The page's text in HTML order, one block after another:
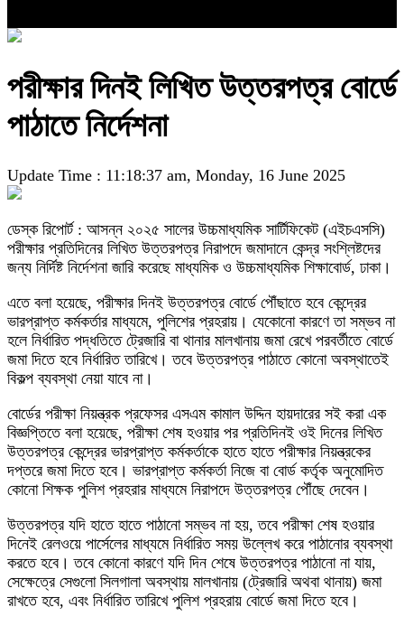
পরীক্ষার দিনই লিখিত উত্তরপত্র বোর্ডে
পাঠাতে নির্দেশনা
Update Time : 11:18:37 am, Monday, 16 June 2025
ডেস্ক রিপোর্ট : আসন্ন ২০২৫ সালের উচ্চমাধ্যমিক সার্টিফিকেট (এইচএসসি)
পরীক্ষার প্রতিদিনের লিখিত উত্তরপত্র নিরাপদে জমাদানে কেন্দ্র সংশ্লিষ্টদের
জন্য নির্দিষ্ট নির্দেশনা জারি করেছে মাধ্যমিক ও উচ্চমাধ্যমিক শিক্ষাবোর্ড, ঢাকা।
এতে বলা হয়েছে, পরীক্ষার দিনই উত্তরপত্র বোর্ডে পৌঁছাতে হবে কেন্দ্রের
ভারপ্রাপ্ত কর্মকর্তার মাধ্যমে, পুলিশের প্রহরায়। যেকোনো কারণে তা সম্ভব না
হলে নির্ধারিত পদ্ধতিতে ট্রেজারি বা থানার মালখানায় জমা রেখে পরবর্তীতে বোর্ডে
জমা দিতে হবে নির্ধারিত তারিখে। তবে উত্তরপত্র পাঠাতে কোনো অবস্থাতেই
বিকল্প ব্যবস্থা নেয়া যাবে না।
বোর্ডের পরীক্ষা নিয়ন্ত্রক প্রফেসর এসএম কামাল উদ্দিন হায়দারের সই করা এক
বিজ্ঞপ্তিতে বলা হয়েছে, পরীক্ষা শেষ হওয়ার পর প্রতিদিনই ওই দিনের লিখিত
উত্তরপত্র কেন্দ্রের ভারপ্রাপ্ত কর্মকর্তাকে হাতে হাতে পরীক্ষার নিয়ন্ত্রকের
দপ্তরে জমা দিতে হবে। ভারপ্রাপ্ত কর্মকর্তা নিজে বা বোর্ড কর্তৃক অনুমোদিত
কোনো শিক্ষক পুলিশ প্রহরার মাধ্যমে নিরাপদে উত্তরপত্র পৌঁছে দেবেন।
উত্তরপত্র যদি হাতে হাতে পাঠানো সম্ভব না হয়, তবে পরীক্ষা শেষ হওয়ার
দিনেই রেলওয়ে পার্সেলের মাধ্যমে নির্ধারিত সময় উল্লেখ করে পাঠানোর ব্যবস্থা
করতে হবে। তবে কোনো কারণে যদি দিন শেষে উত্তরপত্র পাঠানো না যায়,
সেক্ষেত্রে সেগুলো সিলগালা অবস্থায় মালখানায় (ট্রেজারি অথবা থানায়) জমা
রাখতে হবে, এবং নির্ধারিত তারিখে পুলিশ প্রহরায় বোর্ডে জমা দিতে হবে।